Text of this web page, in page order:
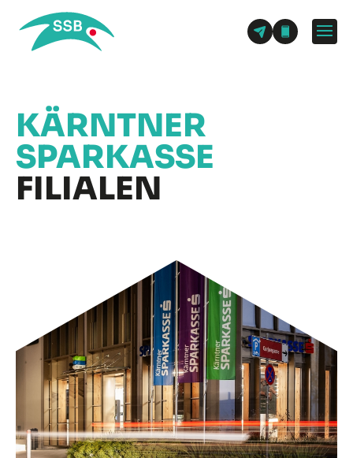
KÄRNTNER
SPARKASSE
FILIALEN